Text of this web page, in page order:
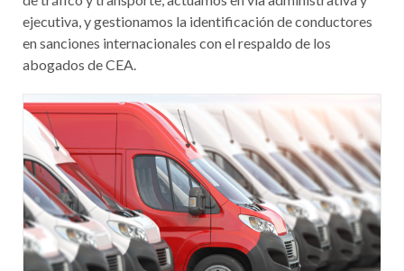
de tráfico y transporte, actuamos en vía administrativa y
ejecutiva, y gestionamos la identificación de conductores
en sanciones internacionales con el respaldo de los